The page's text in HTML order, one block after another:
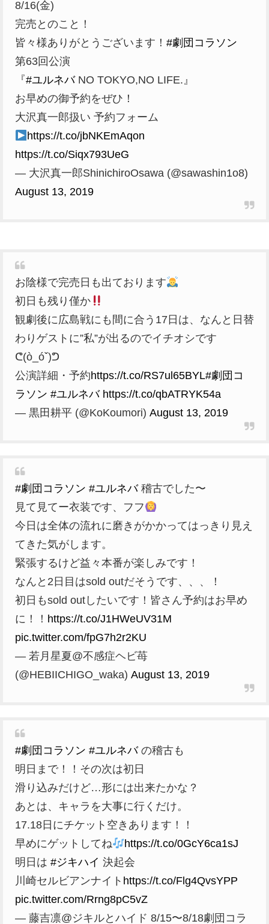
8/16(金)
完売とのこと！
皆々様ありがとうございます！ #劇団コラソン
第63回公演
『#ユルネバNO TOKYO,NO LIFE.』
お早めの御予約をぜひ！
大沢真一郎扱い 予約フォーム
https://t.co/jbNKEmAqon
https://t.co/Siqx793UeG
— 大沢真一郎ShinichiroOsawa (@sawashin1o8)
August 13, 2019
お陰様で完売日も出ております
初日も残り僅か
観劇後に広島戦にも間に合う17日は、なんと日替
わりゲストに”私”が出るのでイチオシです
ᕦ(ò_óˇ)ᕤ
公演詳細・予約https://t.co/RS7ul65BYL#劇団コ
ラソン #ユルネバ https://t.co/qbATRYK54a
— 黒田耕平 (@KoKoumori) August 13, 2019
#劇団コラソン #ユルネバ稽古でした〜
見て見てー衣装です、フフ
今日は全体の流れに磨きがかかってはっきり見え
てきた気がします。
緊張するけど益々本番が楽しみです！
なんと2日目はsold outだそうです、、、！
初日もsold outしたいです！皆さん予約はお早め
に！！ https://t.co/J1HWeUV31M
pic.twitter.com/fpG7h2r2KU
— 若月星夏@不感症ヘビ苺
(@HEBIICHIGO_waka) August 13, 2019
#劇団コラソン #ユルネバの稽古も
明日まで！！その次は初日
滑り込みだけど…形には出来たかな？
あとは、キャラを大事に行くだけ。
17.18日にチケット空きあります！！
早めにゲットしてね
https://t.co/0GcY6ca1sJ
明日は #ジキハイ 決起会
川崎セルビアンナイト https://t.co/Flg4QvsYPP
pic.twitter.com/Rrng8pC5vZ
— 藤吉凛@ジキルとハイド 8/15〜8/18劇団コラ